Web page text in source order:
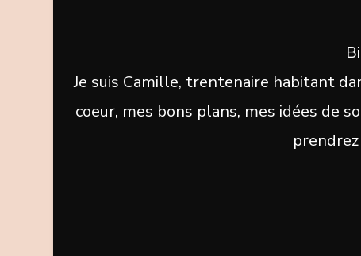
Je suis Camille, trentenaire habitant
coeur, mes bons plans, mes idées de